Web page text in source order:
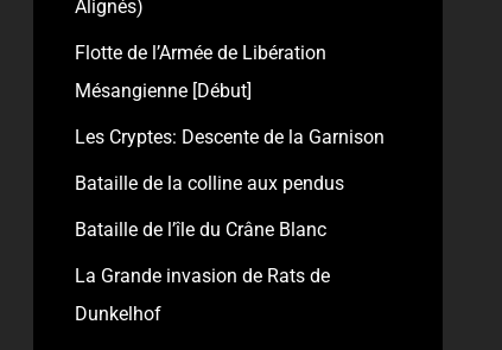
Alignés)
Flotte de l’Armée de Libération
Mésangienne [Début]
Les Cryptes: Descente de la Garnison
Bataille de la colline aux pendus
Bataille de l’île du Crâne Blanc
La Grande invasion de Rats de
Dunkelhof